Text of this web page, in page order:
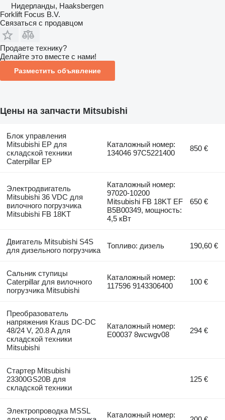
Нидерланды, Haaksbergen
Forklift Focus B.V.
Связаться с продавцом
Продаете технику?
Делайте это вместе с нами!
Разместить объявление
Цены на запчасти Mitsubishi
Блок управления
Mitsubishi EP для
складской техники
Caterpillar EP
Каталожный номер:
134046 97C5221400
850 €
Электродвигатель
Mitsubishi 36 VDC для
вилочного погрузчика
Mitsubishi FB 18KT
Каталожный номер:
97020-10200
Mitsubishi FB 18KT EF
B5B00349, мощность:
4,5 кВт
650 €
Двигатель Mitsubishi S4S
для дизельного погрузчика
Топливо: дизель 190,60 €
Сальник ступицы
Caterpillar для вилочного
погрузчика Mitsubishi
Каталожный номер:
117596 9143306400
100 €
Преобразователь
напряжения Kraus DC-DC
48/24 V, 20.8 A для
складской техники
Mitsubishi
Каталожный номер:
E00037 8wcwgv08
294 €
Стартер Mitsubishi
23300GS20B для
складской техники
125 €
Электропроводка MSSL
Каталожный номер: